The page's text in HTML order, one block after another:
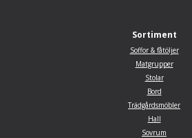
Sortiment
Soffor & fåtöljer
Matgrupper
Stolar
Bord
Trädgårdsmöbler
Hall
Sovrum